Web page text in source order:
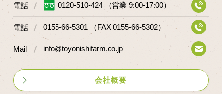
電話 0120-510-424 （営業 9:00-17:00）
電話 0155-66-5301 （FAX 0155-66-5302）
Mail info@toyonishifarm.co.jp
会社概要